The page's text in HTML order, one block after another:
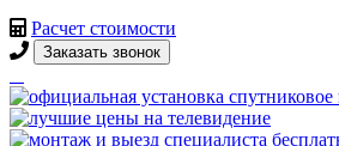
Расчет стоимости
Заказать звонок